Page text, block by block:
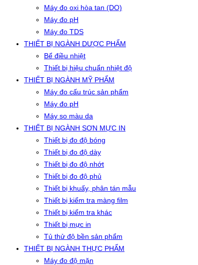
Máy đo oxi hòa tan (DO)
Máy đo pH
Máy đo TDS
THIẾT BỊ NGÀNH DƯỢC PHẨM
Bể điều nhiệt
Thiết bị hiệu chuẩn nhiệt độ
THIẾT BỊ NGÀNH MỸ PHẨM
Máy đo cấu trúc sản phẩm
Máy đo pH
Máy so màu da
THIẾT BỊ NGÀNH SƠN MỰC IN
Thiết bị đo độ bóng
Thiết bị đo độ dày
Thiết bị đo độ nhớt
Thiết bị đo độ phủ
Thiết bị khuấy, phân tán mẫu
Thiết bị kiểm tra màng film
Thiết bị kiểm tra khác
Thiết bị mực in
Tủ thử độ bền sản phẩm
THIẾT BỊ NGÀNH THỰC PHẨM
Máy đo độ mặn